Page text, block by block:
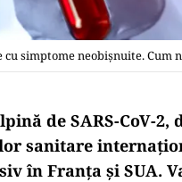
cu simptome neobişnuite. Cum
de SARS-CoV-
sanitare
în Franța și SUA.